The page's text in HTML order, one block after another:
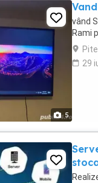
5
vând
Rami
29